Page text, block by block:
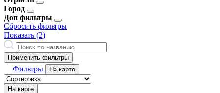
Город
Доп фильтры
Сбросить фильтры
Показать (2)
Применить фильтры
Фильтры На карте
На карте